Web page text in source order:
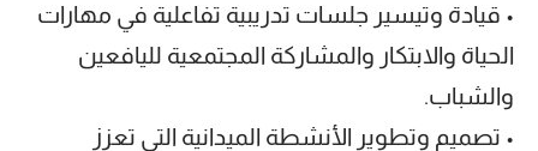
• قيادة وتيسير جلسات تدريبية تفاعلية في مهارات
الحياة والابتكار والمشاركة المجتمعية لليافعين
والشباب.
• تصميم وتطوير الأنشطة الميدانية التي تعزز